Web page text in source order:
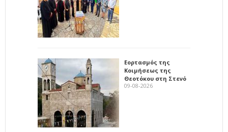
Εορτασμός της
Κοιμήσεως της
Θεοτόκου στη Στενό
09-08-2026